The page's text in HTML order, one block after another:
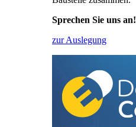
Sprechen Sie uns an!
zur Auslegung